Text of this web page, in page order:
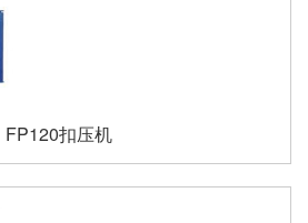
FP120扣压机